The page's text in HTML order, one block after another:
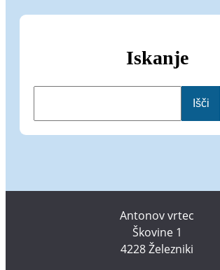
Iskanje
Išči
Antonov vrtec
Škovine 1
4228 Železniki